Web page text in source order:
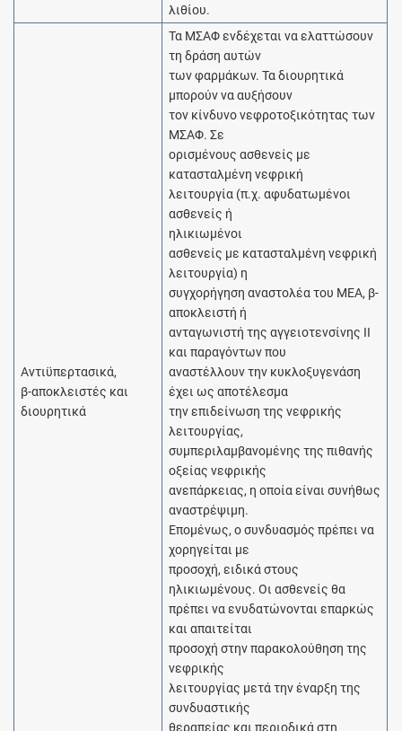
λιθίου.
Αντιϋπερτασικά,
β-αποκλειστές και
διουρητικά
Τα ΜΣΑΦ ενδέχεται να ελαττώσουν
τη δράση αυτών
των φαρμάκων. Τα διουρητικά
μπορούν να αυξήσουν
τον κίνδυνο νεφροτοξικότητας των
ΜΣΑΦ. Σε
ορισμένους ασθενείς με
κατασταλμένη νεφρική
λειτουργία (π.χ. αφυδατωμένοι
ασθενείς ή
ηλικιωμένοι
ασθενείς με κατασταλμένη νεφρική
λειτουργία) η
συγχορήγηση αναστολέα του MEΑ, β-
αποκλειστή ή
ανταγωνιστή της αγγειοτενσίνης ΙΙ
και παραγόντων που
αναστέλλουν την κυκλοξυγενάση
έχει ως αποτέλεσμα
την επιδείνωση της νεφρικής
λειτουργίας,
συμπεριλαμβανομένης της πιθανής
οξείας νεφρικής
ανεπάρκειας, η οποία είναι συνήθως
αναστρέψιμη.
Επομένως, ο συνδυασμός πρέπει να
χορηγείται με
προσοχή, ειδικά στους
ηλικιωμένους. Οι ασθενείς θα
πρέπει να ενυδατώνονται επαρκώς
και απαιτείται
προσοχή στην παρακολούθηση της
νεφρικής
λειτουργίας μετά την έναρξη της
συνδυαστικής
θεραπείας και περιοδικά στη